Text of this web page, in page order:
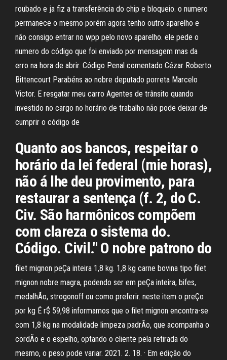
roubado e ja fiz a transferência do chip e bloqueio. o numero
permanece o mesmo porém agora tenho outro aparelho e
não consigo entrar no wpp pelo novo aparelho. ele pede o
numero do código que foi enviado por mensagem mas da
erro na hora de abrir. Código Penal comentado Cézar Roberto
Bittencourt Parabéns ao nobre deputado porreta Marcelo
Victor. E resgatar meu carro Agentes de trânsito quando
investido no cargo no horário de trabalho não pode deixar de
cumprir o código de
Quanto aos bancos, respeitar o
horário da lei federal (mie horas),
não á lhe deu provimento, para
restaurar a sentença (f. 2, do C.
Civ. São harmônicos compõem
com clareza o sistema do.
Código. Civil." O nobre patrono do
filet mignon peÇa inteira 1,8 kg. 1,8 kg carne bovina tipo filet
mignon nobre magra, podendo ser em peÇa inteira, bifes,
medalhÃo, strogonoff ou como preferir. neste item o preÇo
por kg É r$ 59,98 informamos que o filet mignon encontra-se
com 1,8 kg na modalidade limpeza padrÃo, que acompanha o
cordÃo e o espelho, optando o cliente pela retirada do
mesmo, o peso pode variar. 2021. 2. 18. · Em edição do